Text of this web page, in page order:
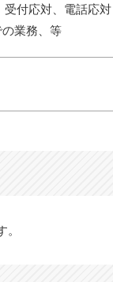
受付応対、電話応対
業務、等